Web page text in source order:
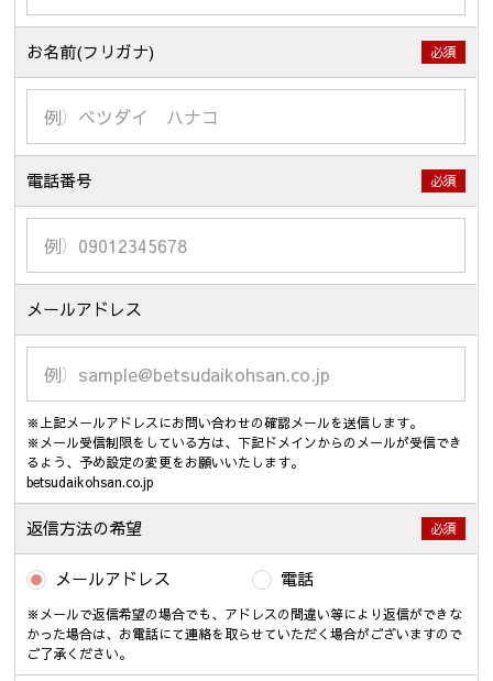
お名前(フリガナ) 必須
電話番号 必須
メールアドレス
※上記メールアドレスにお問い合わせの確認メールを送信します。
※メール受信制限をしている方は、下記ドメインからのメールが受信でき
るよう、予め設定の変更をお願いいたします。
betsudaikohsan.co.jp
返信方法の希望 必須
メールアドレス 電話
※メールで返信希望の場合でも、アドレスの間違い等により返信ができな
かった場合は、お電話にて連絡を取らせていただく場合がございますので
ご了承ください。